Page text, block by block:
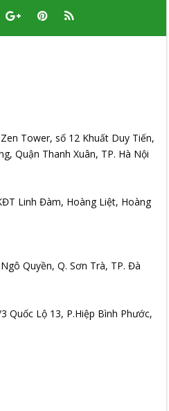
Tower, số 12 Khuất Duy Tiến,
Quận Thanh Xuân, TP. Hà Nội
Linh Đàm, Hoàng Liệt, Hoàng
Quyền, Q. Sơn Trà, TP. Đà
Quốc Lộ 13, P.Hiệp Bình Phước,